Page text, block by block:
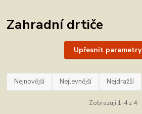
Zahradní drtiče
Upřesnit parametry
Nejnovější Nejlevnější Nejdražší
Zobrazuji 1-4 z 4